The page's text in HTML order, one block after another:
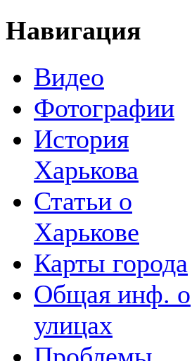
Навигация
Видео
Фотографии
История
Харькова
Статьи о
Харькове
Карты города
Общая инф. о
улицах